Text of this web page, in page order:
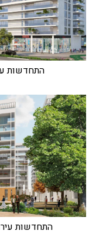
התחדשות
התחדשות